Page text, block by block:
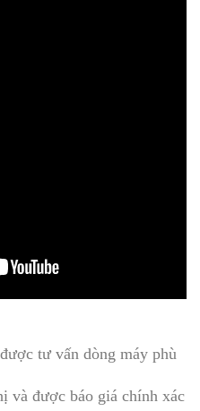
tư vấn dòng máy phù
và được báo giá chính xác